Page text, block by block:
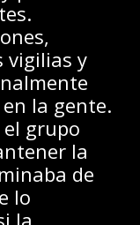
vigilias y
la gente.
grupo
la
de
lo
la